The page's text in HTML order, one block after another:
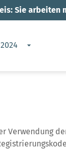
Sie arbeiten
Verwendung